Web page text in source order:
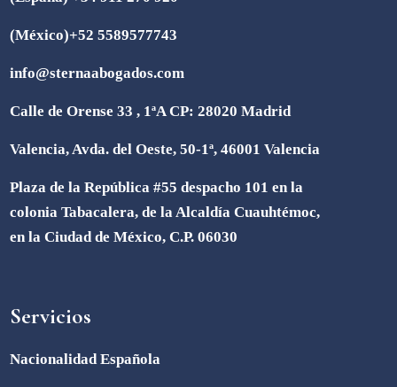
(México)+52 5589577743
info@sternaabogados.com
Calle de Orense 33 , 1ªA CP: 28020 Madrid
Valencia, Avda. del Oeste, 50-1ª, 46001 Valencia
Plaza de la República #55 despacho 101 en la
colonia Tabacalera, de la Alcaldía Cuauhtémoc,
en la Ciudad de México, C.P. 06030
Servicios
Nacionalidad Española